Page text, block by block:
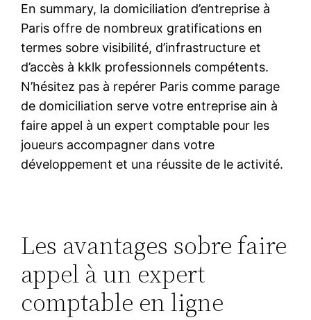
En summary, la domiciliation d’entreprise à
Paris offre de nombreux gratifications en
termes sobre visibilité, d’infrastructure et
d’accès à kklk professionnels compétents.
N’hésitez pas à repérer Paris comme parage
de domiciliation serve votre entreprise ain à
faire appel à un expert comptable pour les
joueurs accompagner dans votre
développement et una réussite de le activité.
Les avantages sobre faire
appel à un expert
comptable en ligne